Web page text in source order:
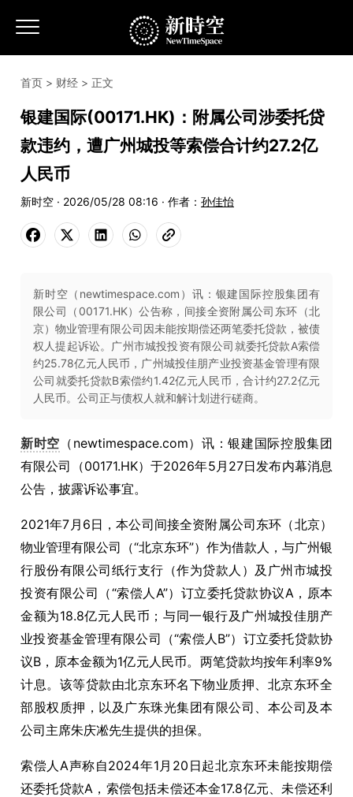
首页 > 财经 > 正文
银建国际(00171.HK)：附属公司涉委托贷
款违约，遭广州城投等索偿合计约27.2亿
人民币
新时空 · 2026/05/28 08:16 · 作者： 孙佳怡
新时空（newtimespace.com）讯：银建国际控股集团有
限公司（00171.HK）公告称，间接全资附属公司东环（北
京）物业管理有限公司因未能按期偿还两笔委托贷款，被债
权人提起诉讼。广州市城投投资有限公司就委托贷款A索偿
约25.78亿元人民币，广州城投佳朋产业投资基金管理有限
公司就委托贷款B索偿约1.42亿元人民币，合计约27.2亿元
人民币。公司正与债权人就和解计划进行磋商。
新时空 （newtimespace.com）讯：银建国际控股集团
有限公司（00171.HK）于2026年5月27日发布内幕消息
公告，披露诉讼事宜。
2021年7月6日，本公司间接全资附属公司东环（北京）
物业管理有限公司（“北京东环”）作为借款人，与广州银
行股份有限公司纸行支行（作为贷款人）及广州市城投
投资有限公司（“索偿人A”）订立委托贷款协议A，原本
金额为18.8亿元人民币；与同一银行及广州城投佳朋产
业投资基金管理有限公司（“索偿人B”）订立委托贷款协
议B，原本金额为1亿元人民币。两笔贷款均按年利率9%
计息。该等贷款由北京东环名下物业质押、北京东环全
部股权质押，以及广东珠光集团有限公司、本公司及本
公司主席朱庆凇先生提供的担保。
索偿人A声称自2024年1月20日起北京东环未能按期偿
还委托贷款A，索偿包括未偿还本金17.8亿元、未偿还利